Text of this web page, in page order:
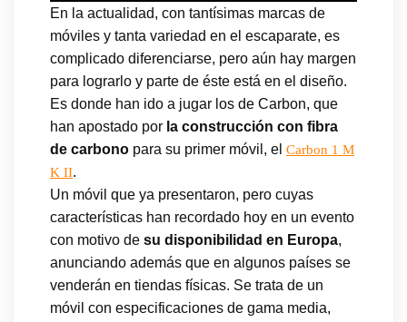
En la actualidad, con tantísimas marcas de
móviles y tanta variedad en el escaparate, es
complicado diferenciarse, pero aún hay margen
para lograrlo y parte de éste está en el diseño.
Es donde han ido a jugar los de Carbon, que
han apostado por la construcción con fibra
de carbono para su primer móvil, el Carbon 1 M
K II.
Un móvil que ya presentaron, pero cuyas
características han recordado hoy en un evento
con motivo de su disponibilidad en Europa,
anunciando además que en algunos países se
venderán en tiendas físicas. Se trata de un
móvil con especificaciones de gama media,